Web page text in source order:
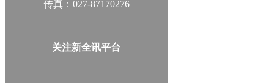
传真：027-87170276
关注新全讯平台